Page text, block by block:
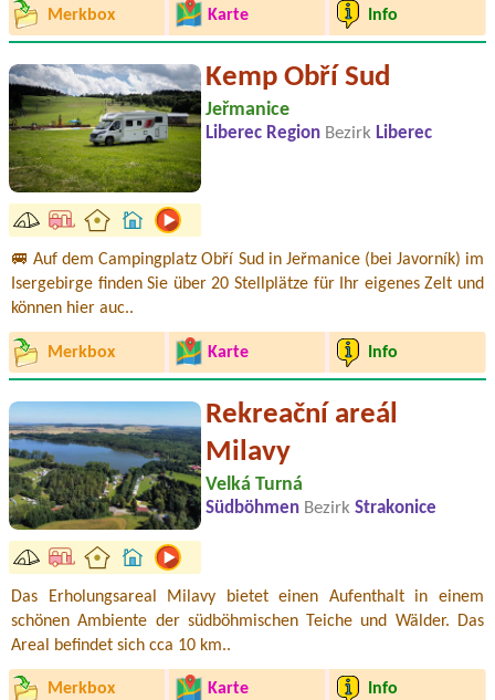
Merkbox Karte Info
Kemp Obří Sud
Jeřmanice
Liberec Region Bezirk Liberec
🚐 Auf dem Campingplatz Obří Sud in Jeřmanice (bei Javorník) im
Isergebirge finden Sie über 20 Stellplätze für Ihr eigenes Zelt und
können hier auc..
Merkbox Karte Info
Rekreační areál
Milavy
Velká Turná
Südböhmen Bezirk Strakonice
Das Erholungsareal Milavy bietet einen Aufenthalt in einem
schönen Ambiente der südböhmischen Teiche und Wälder. Das
Areal befindet sich cca 10 km..
Merkbox Karte Info